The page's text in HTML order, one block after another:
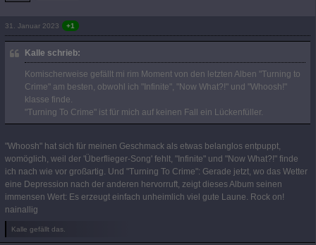
31. Januar 2023 +1
Kalle schrieb:
Komischerweise gefällt mi rim Moment von den letzten Alben "Turning to
Crime" am besten, obwohl ich "Infinite", "Now What?!" und "Whoosh!"
klasse finde.
"Turning To Crime" ist für mich auf keinen Fall ein Lückenfüller.
"Whoosh" hat sich für meinen Geschmack als etwas belanglos entpuppt,
womöglich, weil der 'Überflieger-Song' fehlt, "Infinite" und "Now What?!" finde
ich nach wie vor großartig. Und "Turning To Crime": Gerade jetzt, wo das Wetter
eine Depression nach der anderen hervorruft, zeigt dieses Album seinen
immensen Wert: Es erzeugt einfach unheimlich viel gute Laune. Rock on!
nainallig
Kalle gefällt das.